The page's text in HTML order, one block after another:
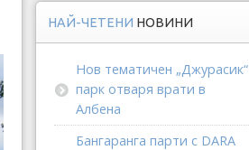
НАЙ-ЧЕТЕНИ НОВИНИ
Нов тематичен „Джурасик“
парк отваря врати в
Албена
Бангаранга парти с DARA